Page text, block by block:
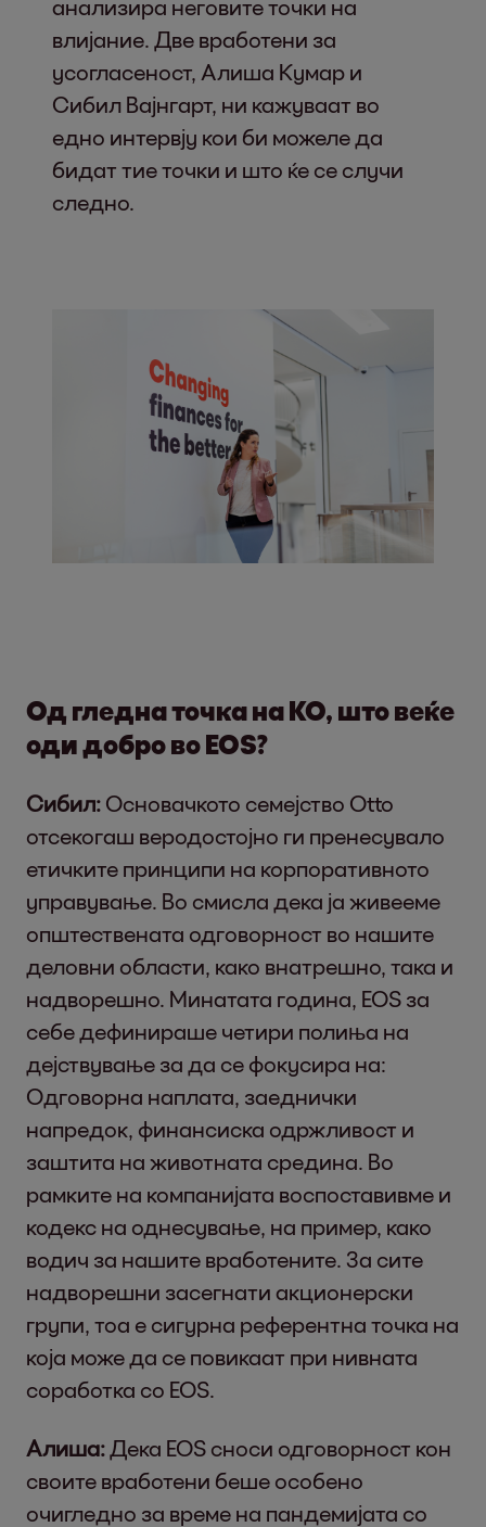
анализира неговите точки на
влијание. Две вработени за
усогласеност, Алиша Кумар и
Сибил Вајнгарт, ни кажуваат во
едно интервју кои би можеле да
бидат тие точки и што ќе се случи
следно.
Од гледна точка на KO, што веќе
оди добро во EOS?
Сибил: Основачкото семејство Otto
отсекогаш веродостојно ги пренесувало
етичките принципи на корпоративното
управување. Во смисла дека ја живееме
општествената одговорност во нашите
деловни области, како внатрешно, така и
надворешно. Минатата година, EOS за
себе дефинираше четири полиња на
дејствување за да се фокусира на:
Одговорна наплата, заеднички
напредок, финансиска одржливост и
заштита на животната средина. Во
рамките на компанијата воспоставивме и
кодекс на однесување, на пример, како
водич за нашите вработените. За сите
надворешни засегнати акционерски
групи, тоа е сигурна референтна точка на
која може да се повикаат при нивната
соработка со EOS.
Алиша:Дека EOS сноси одговорност кон
своите вработени беше особено
очигледно за време на пандемијата со